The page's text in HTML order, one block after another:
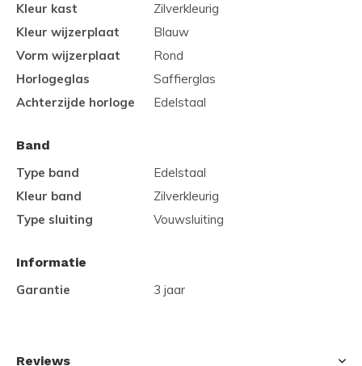
Kleur kast
Zilverkleurig
Kleur wijzerplaat
Blauw
Vorm wijzerplaat
Rond
Horlogeglas
Saffierglas
Achterzijde horloge
Edelstaal
Band
Type band
Edelstaal
Kleur band
Zilverkleurig
Type sluiting
Vouwsluiting
Informatie
Garantie
3 jaar
Reviews